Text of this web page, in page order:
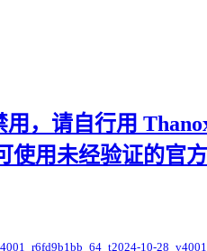
，请自行用
用未经验证的官方
10-